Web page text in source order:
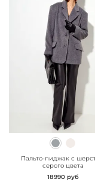
" class="js-prevent-
Пальто-пиджак с
серого цвета
18990 руб